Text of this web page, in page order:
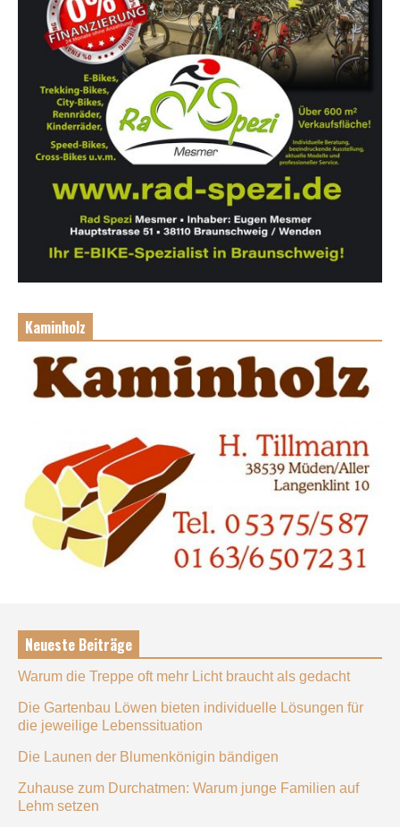
Kaminholz
Neueste Beiträge
Warum die Treppe oft mehr Licht braucht als gedacht
Die Gartenbau Löwen bieten individuelle Lösungen für
die jeweilige Lebenssituation
Die Launen der Blumenkönigin bändigen
Zuhause zum Durchatmen: Warum junge Familien auf
Lehm setzen